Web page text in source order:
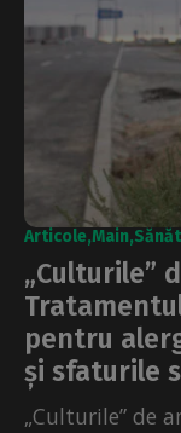
Articole Main
„Culturile”
pentru
și sfaturile
„Culturile” de